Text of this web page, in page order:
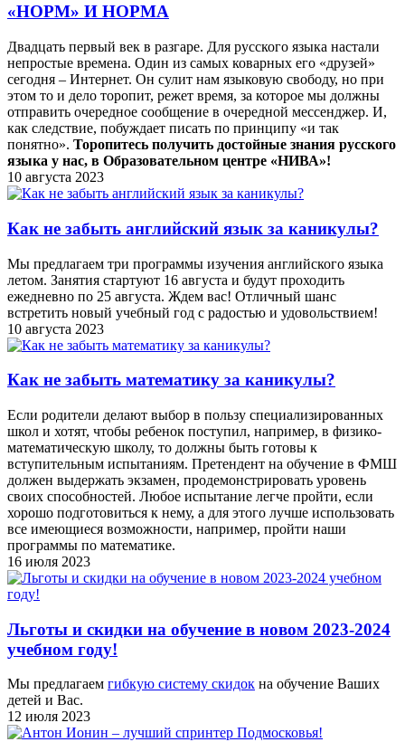
«НОРМ» И НОРМА
Двадцать первый век в разгаре. Для русского языка настали
непростые времена. Один из самых коварных его «друзей»
сегодня – Интернет. Он сулит нам языковую свободу, но при
этом то и дело торопит, режет время, за которое мы должны
отправить очередное сообщение в очередной мессенджер. И,
как следствие, побуждает писать по принципу «и так
понятно». Торопитесь получить достойные знания русского
языка у нас, в Образовательном центре «НИВА»!
10 августа 2023
Как не забыть английский язык за каникулы?
Мы предлагаем три программы изучения английского языка
летом. Занятия стартуют 16 августа и будут проходить
ежедневно по 25 августа. Ждем вас! Отличный шанс
встретить новый учебный год с радостью и удовольствием!
10 августа 2023
Как не забыть математику за каникулы?
Если родители делают выбор в пользу специализированных
школ и хотят, чтобы ребенок поступил, например, в физико-
математическую школу, то должны быть готовы к
вступительным испытаниям. Претендент на обучение в ФМШ
должен выдержать экзамен, продемонстрировать уровень
своих способностей. Любое испытание легче пройти, если
хорошо подготовиться к нему, а для этого лучше использовать
все имеющиеся возможности, например, пройти наши
программы по математике.
16 июля 2023
Льготы и скидки на обучение в новом 2023-2024
учебном году!
Мы предлагаем гибкую систему скидок на обучение Ваших
детей и Вас.
12 июля 2023